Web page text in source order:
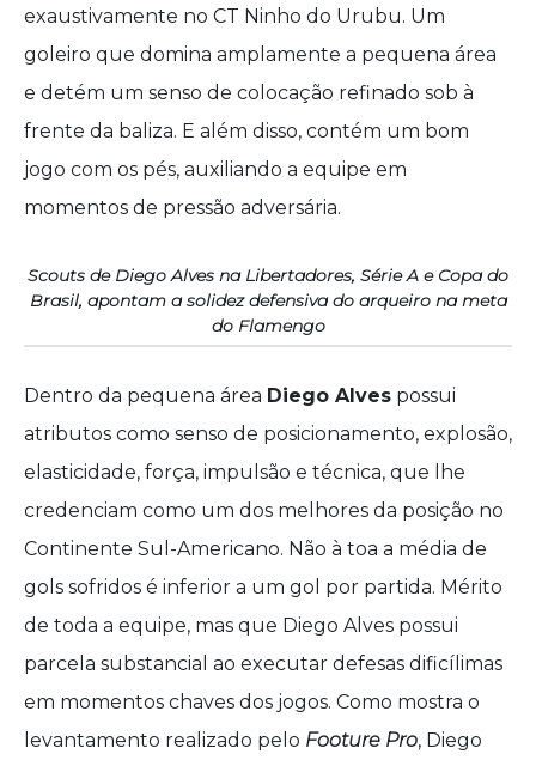
exaustivamente no CT Ninho do Urubu. Um
goleiro que domina amplamente a pequena área
e detém um senso de colocação refinado sob à
frente da baliza. E além disso, contém um bom
jogo com os pés, auxiliando a equipe em
momentos de pressão adversária.
Scouts de Diego Alves na Libertadores, Série A e Copa do
Brasil, apontam a solidez defensiva do arqueiro na meta
do Flamengo
Dentro da pequena área Diego Alves possui
atributos como senso de posicionamento, explosão,
elasticidade, força, impulsão e técnica, que lhe
credenciam como um dos melhores da posição no
Continente Sul-Americano. Não à toa a média de
gols sofridos é inferior a um gol por partida. Mérito
de toda a equipe, mas que Diego Alves possui
parcela substancial ao executar defesas dificílimas
em momentos chaves dos jogos. Como mostra o
levantamento realizado pelo Footure Pro, Diego